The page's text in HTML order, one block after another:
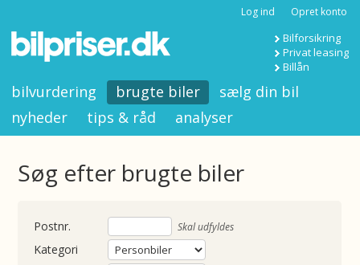
Log ind Opret konto
Bilforsikring
Privat leasing
Billån
bilvurdering brugte biler
sælg din bil
nyheder
tips & råd analyser
Søg efter brugte biler
Skal udfyldes
Kategori